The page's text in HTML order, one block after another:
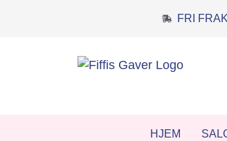
FRI
HJEM